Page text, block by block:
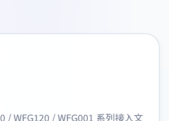
/ WFG120 / WFG001 系列接入文